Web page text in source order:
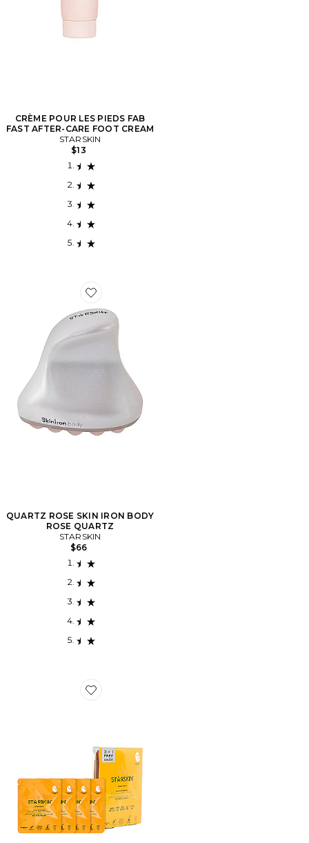
CRÈME POUR LES PIEDS FAB
FAST AFTER-CARE FOOT CREAM
STARSKIN
$13
Favorite QUARTZ ROSE SKIN IRON BODY ROSE
QUARTZ ROSE SKIN IRON BODY
ROSE QUARTZ
STARSKIN
$66
Favorite LOT DE MASQUES VISAGE FACE MASK